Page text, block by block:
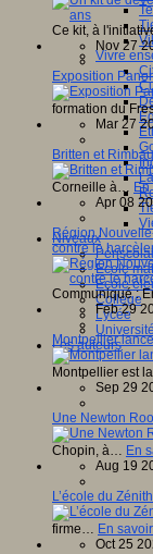
Vivre
Niveaux
Ecole
Ecole
Collège
Lycée
Université
Les auteurs
Ce kit, à
Nov 27
Exposition
formation du
Mar 27
Britten et
Corneille à…
Apr 08
Région
contre le
Communiqué :
Feb 29
Montpellier
Montpellier est
Sep 29
Une Newton
Chopin, à… En
Aug 19
L’école du
firme… En
Oct 25